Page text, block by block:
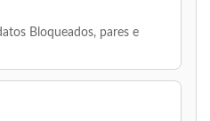
Bloqueados, pares e